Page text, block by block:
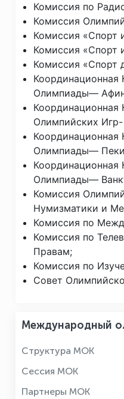
Комиссия по
Комиссия
Комиссия «Спорт
Комиссия «Спорт
Комиссия «Спорт
Координационная
Олимпиады—
Координационная
Олимпийских
Координационная
Олимпиады—
Координационная
Олимпиады—
Комиссия
Нумизматики и
Комиссия по
Комиссия по
Правам;
Комиссия по
Совет
Международный
Структура МОК
Сессия МОК
Партнеры МОК